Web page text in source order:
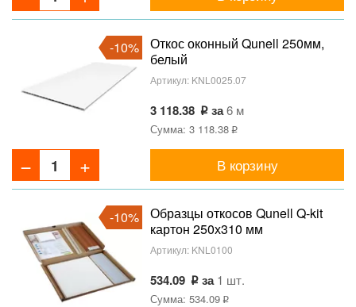
-10%
Откос оконный Qunell 250мм,
белый
Артикул: KNL0025.07
3 118.38 за6 м
Сумма: 3 118.38
В корзину
-10%
Образцы откосов Qunell Q-kit
картон 250х310 мм
Артикул: KNL0100
534.09 за1 шт.
Сумма: 534.09